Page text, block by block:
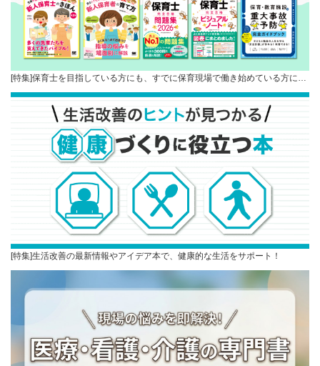
[特集]保育士を目指している方にも、すでに保育現場で働き始めている方に…
[特集]生活改善の最新情報やアイデア本で、健康的な生活をサポート！